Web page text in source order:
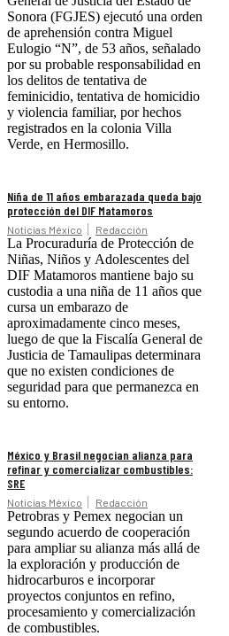
Sonora (FGJES) ejecutó una orden
de aprehensión contra Miguel
Eulogio “N”, de 53 años, señalado
por su probable responsabilidad en
los delitos de tentativa de
feminicidio, tentativa de homicidio
y violencia familiar, por hechos
registrados en la colonia Villa
Verde, en Hermosillo.
Niña de 11 años embarazada queda bajo
protección del DIF Matamoros
Noticias México Redacción
La Procuraduría de Protección de
Niñas, Niños y Adolescentes del
DIF Matamoros mantiene bajo su
custodia a una niña de 11 años que
cursa un embarazo de
aproximadamente cinco meses,
luego de que la Fiscalía General de
Justicia de Tamaulipas determinara
que no existen condiciones de
seguridad para que permanezca en
su entorno.
México y Brasil negocian alianza para
refinar y comercializar combustibles:
SRE
Noticias México Redacción
Petrobras y Pemex negocian un
segundo acuerdo de cooperación
para ampliar su alianza más allá de
la exploración y producción de
hidrocarburos e incorporar
proyectos conjuntos en refino,
procesamiento y comercialización
de combustibles.